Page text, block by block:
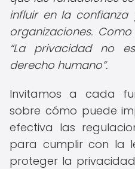
influir en la
organizaciones.
La privacidad no
derecho humano .
Invitamos a cada
sobre cómo puede
efectiva las
para cumplir con la
proteger la